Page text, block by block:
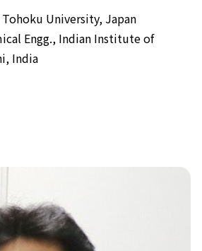
Tohoku University, Japan
Engg., Indian Institute of
India